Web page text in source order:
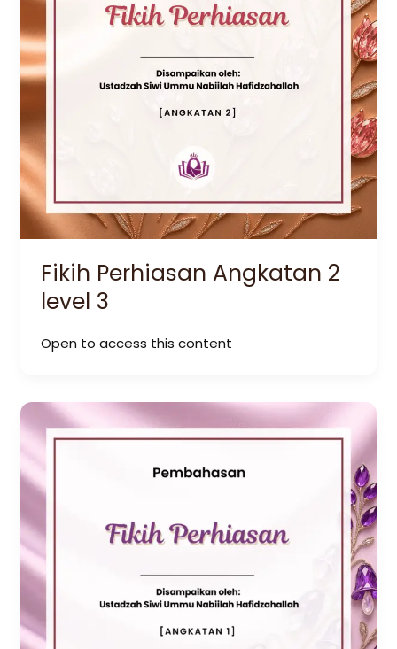
Fikih Perhiasan Angkatan 2
level 3
Open to access this content